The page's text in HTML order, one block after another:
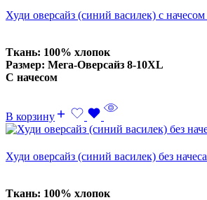
Худи оверсайз (синий василек) с начесом
Ткань: 100% хлопок
Размер: Мега-Оверсайз 8-10XL
С начесом
В корзину
Худи оверсайз (синий василек) без начеса
Ткань: 100% хлопок